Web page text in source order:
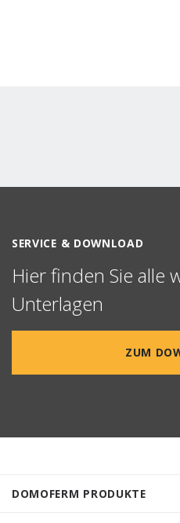
DOMOFERM PRODUKTE
SERVICE & DOWNLOAD
Hier finden Sie alle
Unterlagen
ZUM